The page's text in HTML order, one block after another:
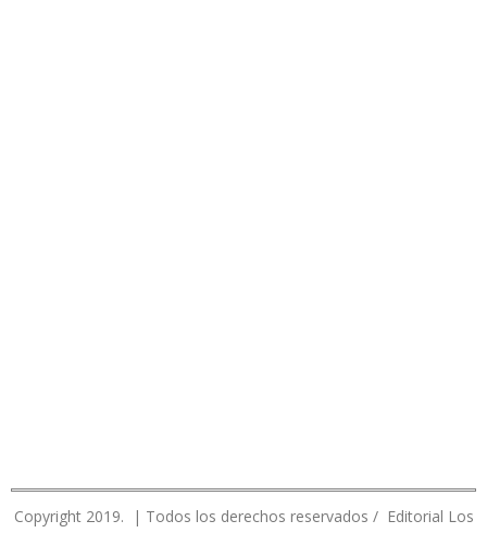
Copyright 2019. | Todos los derechos reservados / Editorial Los